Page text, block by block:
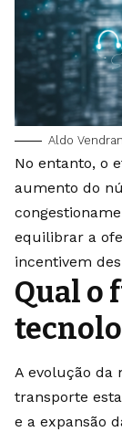
Aldo
No entanto, o
aumento do
equilibrar a
incentivem
Qual o
A evolução da
transporte
e a expansão